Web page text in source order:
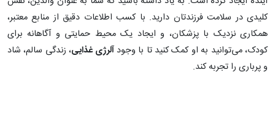
کلیدی در سلامت فرزندتان دارید. با کسب اطلاعات دقیق از منابع معتبر،
همکاری نزدیک با پزشکان، و ایجاد یک محیط حمایتی و آگاهانه برای
کودک، می‌توانید به او کمک کنید تا با وجودآلرژی غذایی، زندگی سالم، شاد
و پرباری را تجربه کند.